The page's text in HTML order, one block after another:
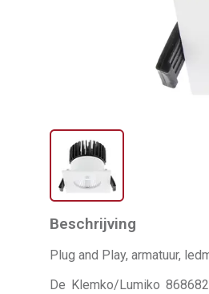
Beschrijving
Plug and Play, armatuur,
De Klemko/Lumiko